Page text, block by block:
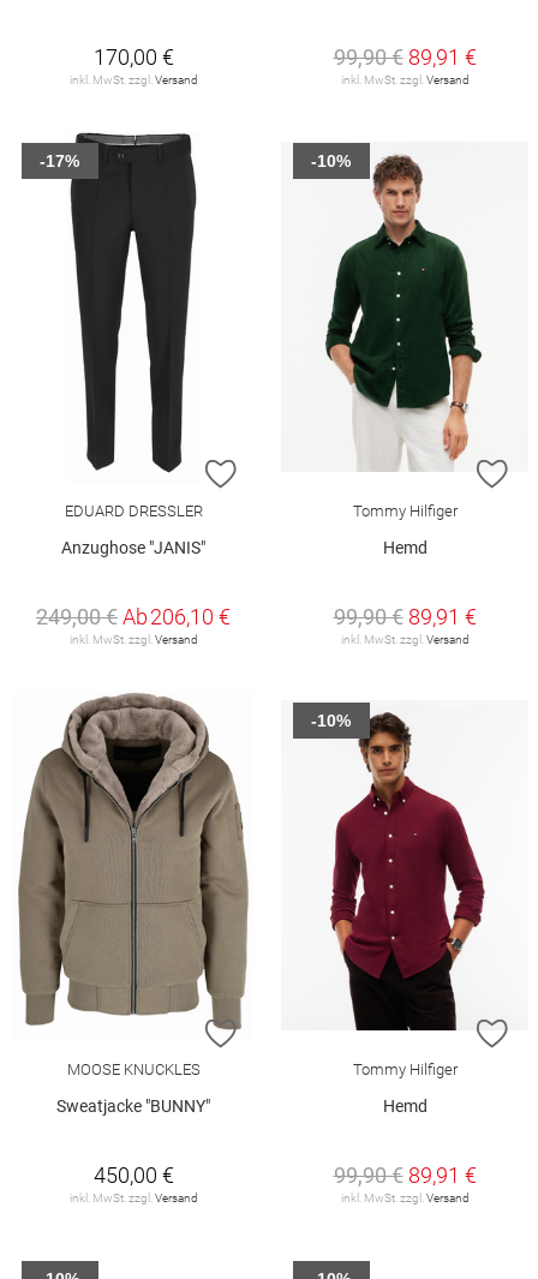
170,00 €
inkl. MwSt. zzgl. Versand
99,90 € 89,91 €
inkl. MwSt. zzgl. Versand
ZUR WUNSCHLISTE HINZUFÜGEN
EDUARD DRESSLER
Anzughose "JANIS"
249,00 €Ab206,10 €
inkl. MwSt. zzgl. Versand
-17%
Tommy Hilfiger
Hemd
99,90 € 89,91 €
inkl. MwSt. zzgl. Versand
-10%
ZUR WUNSCHLISTE HINZUFÜGEN
MOOSE KNUCKLES
Sweatjacke "BUNNY"
450,00 €
inkl. MwSt. zzgl. Versand
Tommy Hilfiger
Hemd
99,90 € 89,91 €
inkl. MwSt. zzgl. Versand
-10%